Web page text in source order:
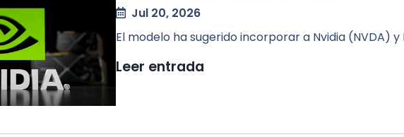
Jul 20, 2026
El modelo ha sugerido incorporar a Nvidia (NVDA) y
Leer entrada